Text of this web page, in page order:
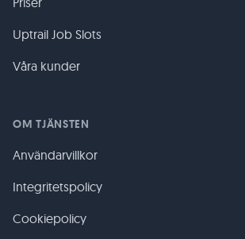
Uptrail Job Slots
Våra kunder
OM TJÄNSTEN
Användarvillkor
Integritetspolicy
Cookiepolicy